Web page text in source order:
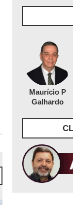
Maurício P
Galhardo